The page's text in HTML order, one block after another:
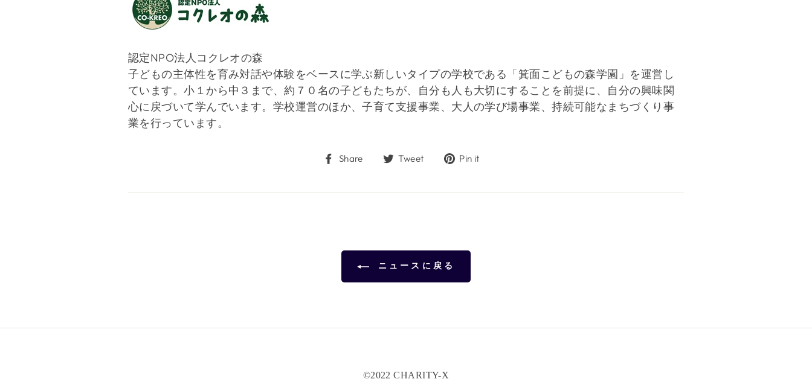
認定NPO法人コクレオの森
子どもの主体性を育み対話や体験をベースに学ぶ新しいタイプの学校である「箕面こどもの森学園」を運営し
ています。小１から中３まで、約７０名の子どもたちが、自分も人も大切にすることを前提に、自分の興味関
心に戻づいて学んでいます。学校運営のほか、子育て支援事業、大人の学び場事業、持続可能なまちづくり事
業を行っています。
Share
Share
Facebook
Tweet
Tweet
Twitter
Pin it
Pinterest
ニュースに戻る
©️2022 CHARITY-X